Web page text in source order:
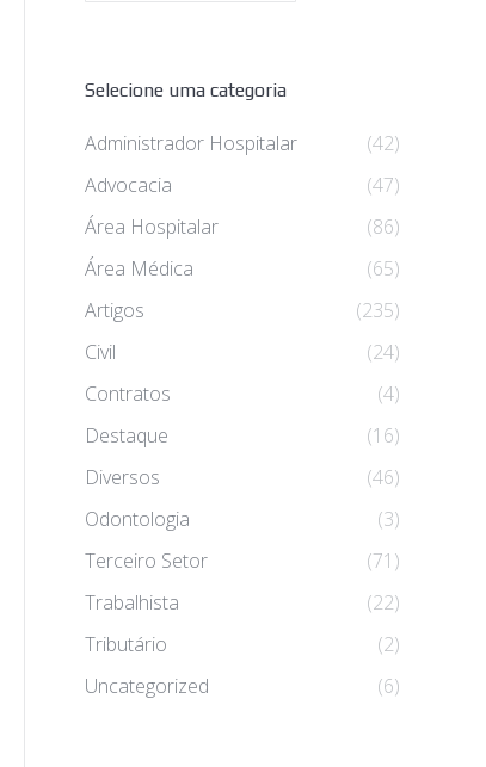
Selecione uma categoria
Administrador Hospitalar
(42)
Advocacia
(47)
Área Hospitalar
(86)
Área Médica
(65)
Artigos
(235)
Civil
(24)
Contratos
(4)
Destaque
(16)
Diversos
(46)
Odontologia
(3)
Terceiro Setor
(71)
Trabalhista
(22)
Tributário
(2)
Uncategorized
(6)